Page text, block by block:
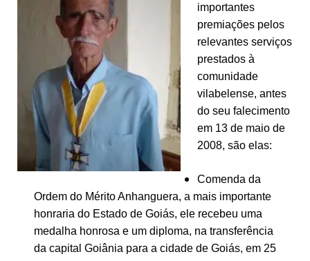
importantes
premiações pelos
relevantes serviços
prestados à
comunidade
vilabelense, antes
do seu falecimento
em 13 de maio de
2008, são elas:
Comenda da
Ordem do Mérito Anhanguera, a mais importante
honraria do Estado de Goiás, ele recebeu uma
medalha honrosa e um diploma, na transferência
da capital Goiânia para a cidade de Goiás, em 25